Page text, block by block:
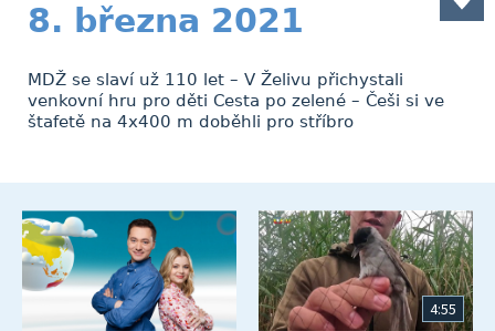
8. března 2021
MDŽ se slaví už 110 let – V Želivu přichystali
venkovní hru pro děti Cesta po zelené – Češi si ve
štafetě na 4x400 m doběhli pro stříbro
4:55